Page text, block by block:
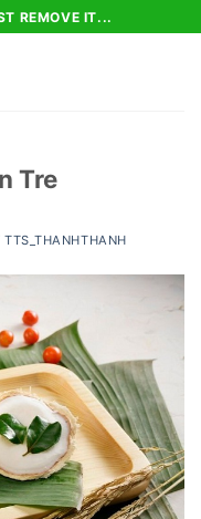
REMOVE IT...
Tre
TTS_THANHTHANH